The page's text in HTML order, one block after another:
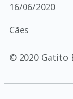
16/06/2020
Cães
© 2020 Gatito